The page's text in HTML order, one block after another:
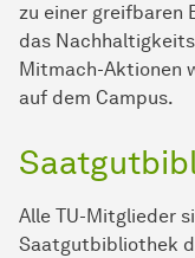
zu einer greifbaren
das
Mitmach-Aktionen
auf dem Campus.
Alle TU-Mitglieder
Saatgutbibliothek